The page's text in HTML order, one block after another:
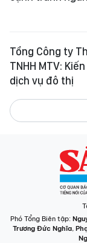
Tổng Công ty
TNHH MTV:
dịch vụ đô thị
Phó Tổng Biên tập:
Trương Đức Nghĩa,